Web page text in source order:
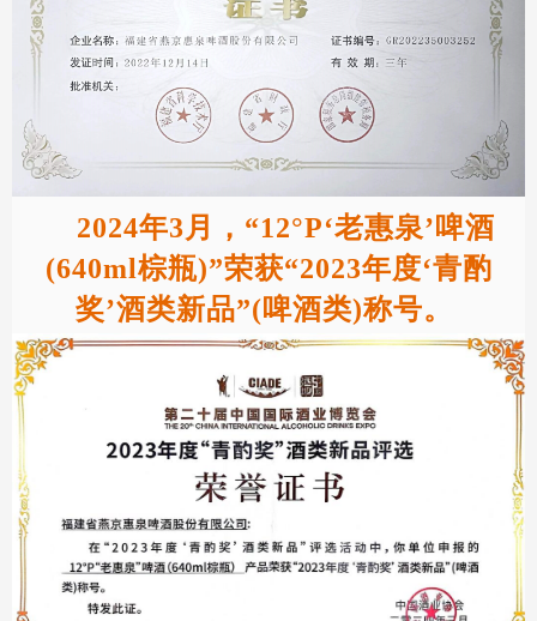
2024年3月，“12°P‘老惠泉’啤酒
(640ml棕瓶)”荣获“2023年度‘青酌
奖’酒类新品”(啤酒类)称号。